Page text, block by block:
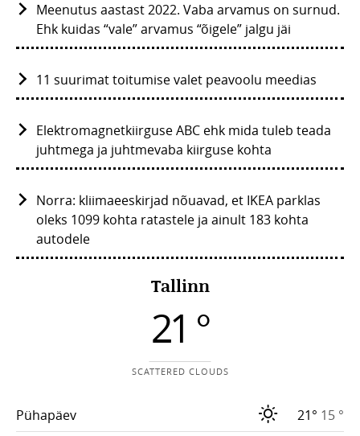
Meenutus aastast 2022. Vaba arvamus on surnud.
Ehk kuidas “vale” arvamus “õigele” jalgu jäi
11 suurimat toitumise valet peavoolu meedias
Elektromagnetkiirguse ABC ehk mida tuleb teada
juhtmega ja juhtmevaba kiirguse kohta
Norra: kliimaeeskirjad nõuavad, et IKEA parklas
oleks 1099 kohta ratastele ja ainult 183 kohta
autodele
Tallinn
21 °
SCATTERED CLOUDS
Pühapäev 21° 15 °